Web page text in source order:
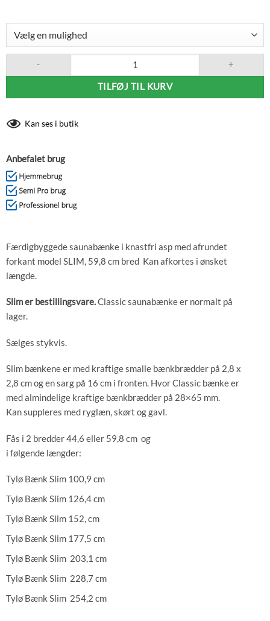
TILFØJ TIL KURV
Kan ses i butik
Anbefalet brug
Færdigbyggede saunabænke i knastfri asp med afrundet
forkant model SLIM, 59,8 cm bred Kan afkortes i ønsket
længde.
Slim er bestillingsvare.Classic saunabænke er normalt på
lager.
Sælges stykvis.
Slim bænkene er med kraftige smalle bænkbrædder på 2,8 x
2,8 cm og en sarg på 16 cm i fronten. Hvor Classic bænke er
med almindelige kraftige bænkbrædder på 28×65 mm.
Kan suppleres med ryglæn, skørt og gavl.
Fås i 2 bredder 44,6 eller 59,8 cm og
i følgende længder:
Tylø Bænk Slim 100,9 cm
Tylø Bænk Slim 126,4 cm
Tylø Bænk Slim 152, cm
Tylø Bænk Slim 177,5 cm
Tylø Bænk Slim 203,1 cm
Tylø Bænk Slim 228,7 cm
Tylø Bænk Slim 254,2 cm